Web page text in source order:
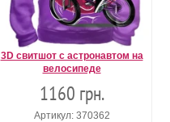
3D свитшот с астронавтом на
велосипеде
1160 грн.
Артикул: 370362